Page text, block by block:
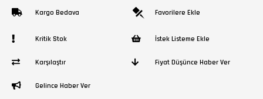
Kargo Bedava Favorilere Ekle
Kritik Stok İstek Listeme Ekle
Karşılaştır Fiyat Düşünce Haber Ver
Gelince Haber Ver